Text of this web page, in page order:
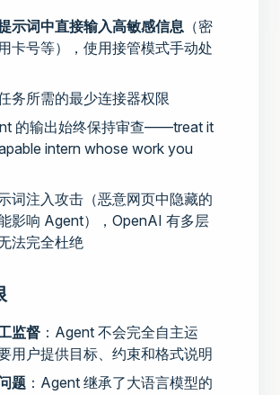
示词中直接输入高敏感信息 （密
卡号等），使用接管模式手动处
务所需的最少连接器权限
的输出始终保持审查——treat it
intern whose work you
词注入攻击（恶意网页中隐藏的
影响 Agent），OpenAI 有多层
法完全杜绝
监督 ：Agent 不会完全自主运
用户提供目标、约束和格式说明
题 ：Agent 继承了大语言模型的